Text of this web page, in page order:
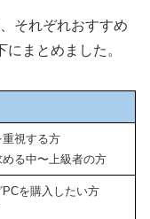
それぞれおすすめ
まとめました。
視する方
る中〜上級者の方
を購入したい方